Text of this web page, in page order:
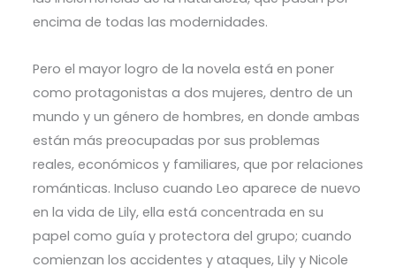
encima de todas las modernidades.
Pero el mayor logro de la novela está en poner
como protagonistas a dos mujeres, dentro de un
mundo y un género de hombres, en donde ambas
están más preocupadas por sus problemas
reales, económicos y familiares, que por relaciones
románticas. Incluso cuando Leo aparece de nuevo
en la vida de Lily, ella está concentrada en su
papel como guía y protectora del grupo; cuando
comienzan los accidentes y ataques, Lily y Nicole